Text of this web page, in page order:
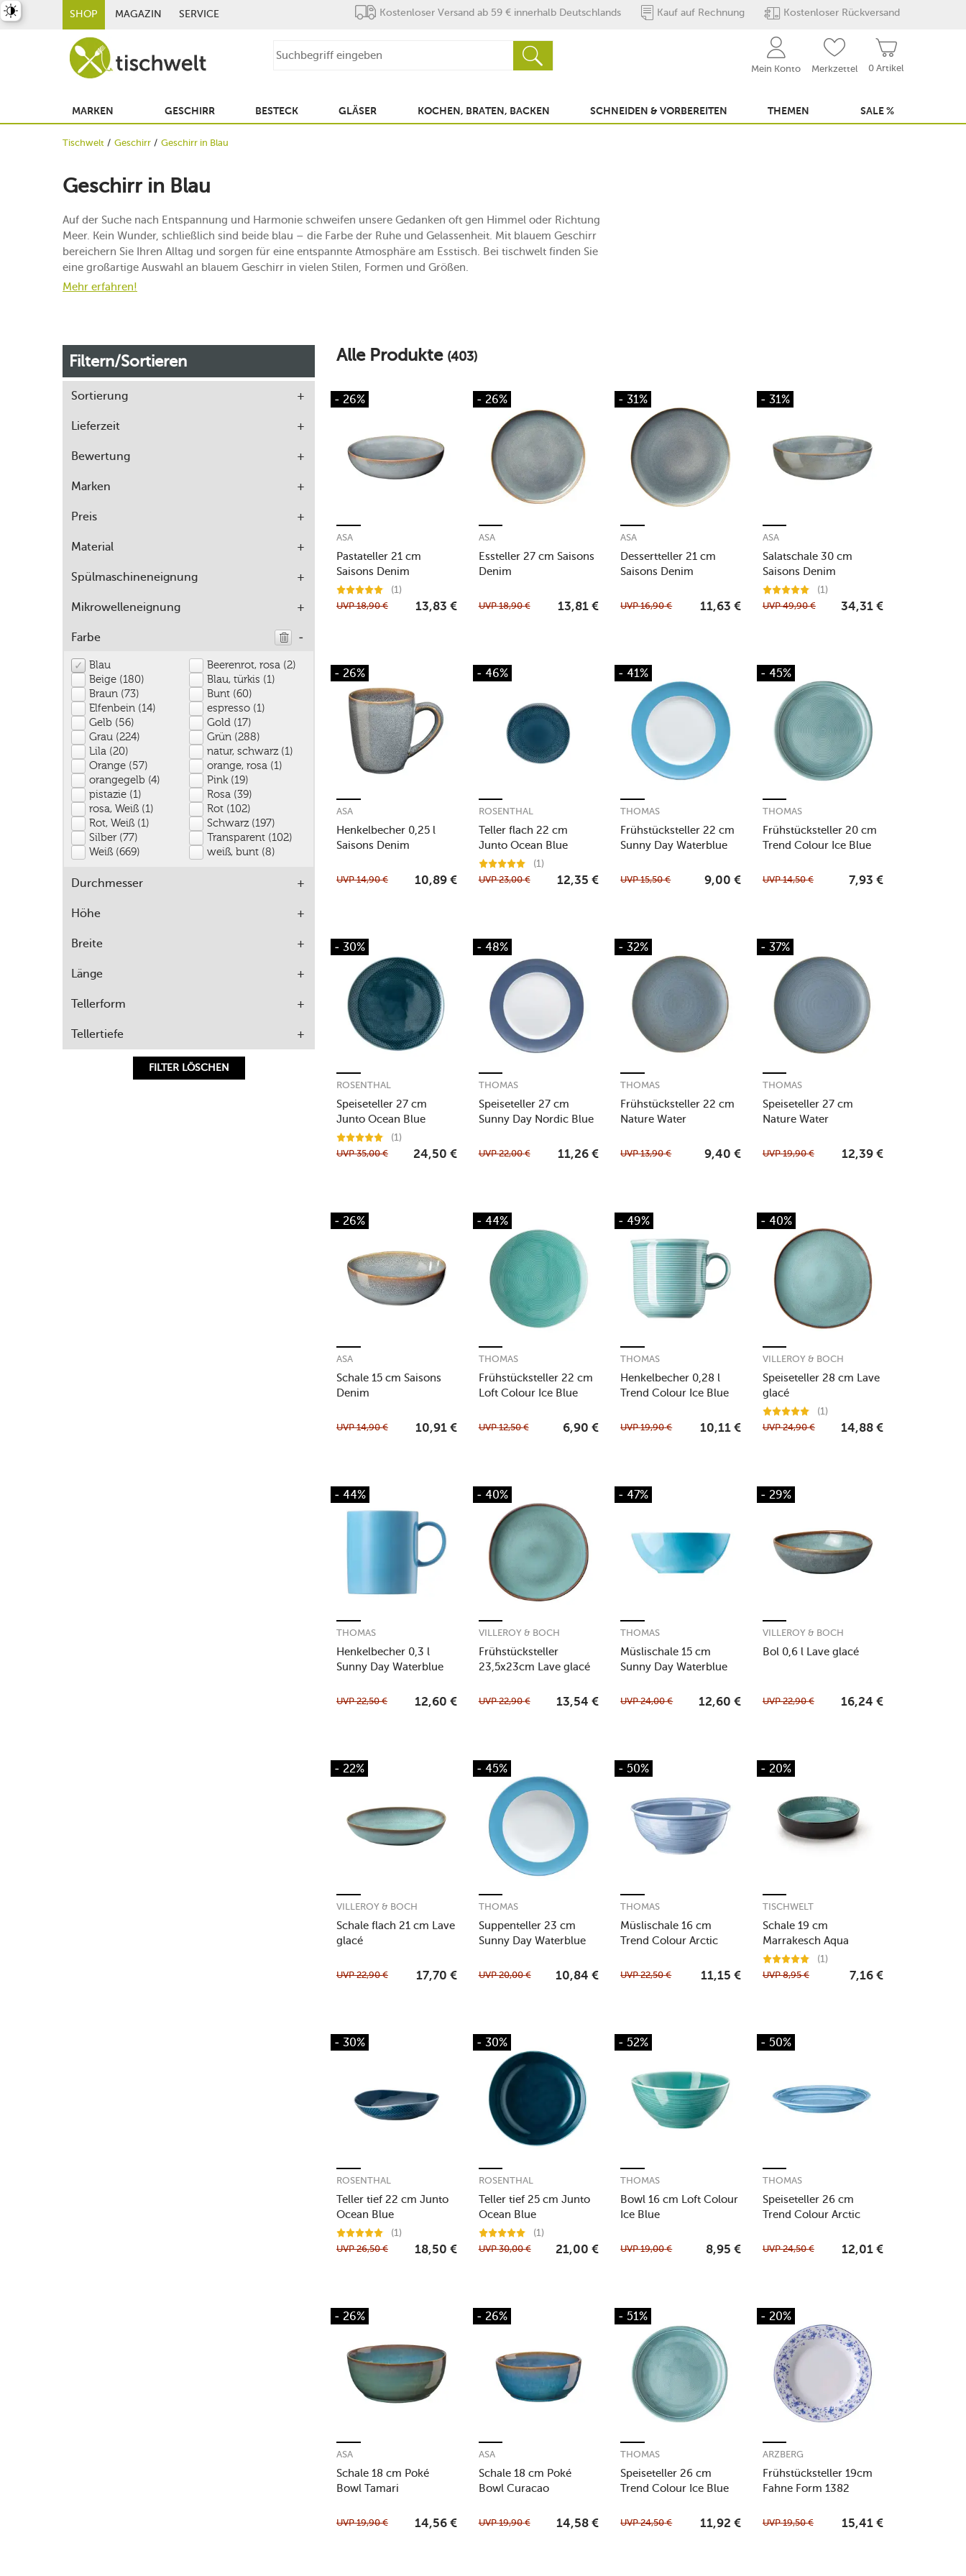
SHOP MAGAZIN SERVICE Kostenloser Versand ab 59 € innerhalb Deutschlands Kauf auf Rechnung Kostenloser Rückversand
0 Artikel
Mein Konto Merkzettel
MARKEN GESCHIRR BESTECK GLÄSER KOCHEN, BRATEN, BACKEN SCHNEIDEN & VORBEREITEN THEMEN SALE %
Tischwelt Geschirr Geschirr in Blau
Geschirr in Blau
Auf der Suche nach Entspannung und Harmonie schweifen unsere Gedanken oft gen Himmel oder Richtung
Meer. Kein Wunder, schließlich sind beide blau – die Farbe der Ruhe und Gelassenheit. Mit blauem Geschirr
bereichern Sie Ihren Alltag und sorgen für eine entspannte Atmosphäre am Esstisch. Bei tischwelt finden Sie
eine großartige Auswahl an blauem Geschirr in vielen Stilen, Formen und Größen.
Mehr erfahren!
Filtern/Sortieren
Sortierung
Lieferzeit
Bewertung
Marken
Preis
Material
Spülmaschineneignung
Mikrowelleneignung
Farbe
Blau
Beerenrot, rosa (2)
Beige (180)
Blau, türkis (1)
Braun (73)
Bunt (60)
Elfenbein (14)
espresso (1)
Gelb (56)
Gold (17)
Grau (224)
Grün (288)
Lila (20)
natur, schwarz (1)
Orange (57)
orange, rosa (1)
orangegelb (4)
Pink (19)
pistazie (1)
Rosa (39)
rosa, Weiß (1)
Rot (102)
Rot, Weiß (1)
Schwarz (197)
Silber (77)
Transparent (102)
Weiß (669)
weiß, bunt (8)
Durchmesser
Höhe
Breite
Länge
Tellerform
Tellertiefe
FILTER LÖSCHEN
Alle Produkte (403)
- 26%
Pastateller 21 cm
Saisons Denim
ASA
(1)
UVP18,90 € 13,83 €
- 26%
Essteller 27 cm Saisons
Denim
ASA
UVP18,90 € 13,81 €
- 31%
Dessertteller 21 cm
Saisons Denim
ASA
UVP16,90 € 11,63 €
- 31%
Salatschale 30 cm
Saisons Denim
ASA
(1)
UVP49,90 € 34,31 €
- 26%
Henkelbecher 0,25 l
Saisons Denim
ASA
UVP14,90 € 10,89 €
- 46%
Teller flach 22 cm
Junto Ocean Blue
ROSENTHAL
(1)
UVP23,00 € 12,35 €
- 41%
Frühstücksteller 22 cm
Sunny Day Waterblue
THOMAS
UVP15,50 € 9,00 €
- 45%
Frühstücksteller 20 cm
Trend Colour Ice Blue
THOMAS
UVP14,50 € 7,93 €
- 30%
Speiseteller 27 cm
Junto Ocean Blue
ROSENTHAL
(1)
UVP35,00 € 24,50 €
- 48%
Speiseteller 27 cm
Sunny Day Nordic Blue
THOMAS
UVP22,00 € 11,26 €
- 32%
Frühstücksteller 22 cm
Nature Water
THOMAS
UVP13,90 € 9,40 €
- 37%
Speiseteller 27 cm
Nature Water
THOMAS
UVP19,90 € 12,39 €
- 26%
Schale 15 cm Saisons
Denim
ASA
UVP14,90 € 10,91 €
- 44%
Frühstücksteller 22 cm
Loft Colour Ice Blue
THOMAS
UVP12,50 € 6,90 €
- 49%
Henkelbecher 0,28 l
Trend Colour Ice Blue
THOMAS
UVP19,90 € 10,11 €
- 40%
Speiseteller 28 cm Lave
glacé
VILLEROY & BOCH
(1)
UVP24,90 € 14,88 €
- 44%
Henkelbecher 0,3 l
Sunny Day Waterblue
THOMAS
UVP22,50 € 12,60 €
- 40%
Frühstücksteller
23,5x23cm Lave glacé
VILLEROY & BOCH
UVP22,90 € 13,54 €
- 47%
Müslischale 15 cm
Sunny Day Waterblue
THOMAS
UVP24,00 € 12,60 €
- 29%
Bol 0,6 l Lave glacé
VILLEROY & BOCH
UVP22,90 € 16,24 €
- 22%
Schale flach 21 cm Lave
glacé
VILLEROY & BOCH
UVP22,90 € 17,70 €
- 45%
Suppenteller 23 cm
Sunny Day Waterblue
THOMAS
UVP20,00 € 10,84 €
- 50%
Müslischale 16 cm
Trend Colour Arctic
THOMAS
UVP22,50 € 11,15 €
- 20%
Schale 19 cm
Marrakesch Aqua
TISCHWELT
(1)
UVP8,95 € 7,16 €
- 30%
Teller tief 22 cm Junto
Ocean Blue
ROSENTHAL
(1)
UVP26,50 € 18,50 €
- 30%
Teller tief 25 cm Junto
Ocean Blue
ROSENTHAL
(1)
UVP30,00 € 21,00 €
- 52%
Bowl 16 cm Loft Colour
Ice Blue
THOMAS
UVP19,00 € 8,95 €
- 50%
Speiseteller 26 cm
Trend Colour Arctic
THOMAS
UVP24,50 € 12,01 €
- 26%
Schale 18 cm Poké
Bowl Tamari
ASA
UVP19,90 € 14,56 €
- 26%
Schale 18 cm Poké
Bowl Curacao
ASA
UVP19,90 € 14,58 €
- 51%
Speiseteller 26 cm
Trend Colour Ice Blue
THOMAS
UVP24,50 € 11,92 €
- 20%
Frühstücksteller 19cm
Fahne Form 1382
ARZBERG
UVP19,50 € 15,41 €
umschalten